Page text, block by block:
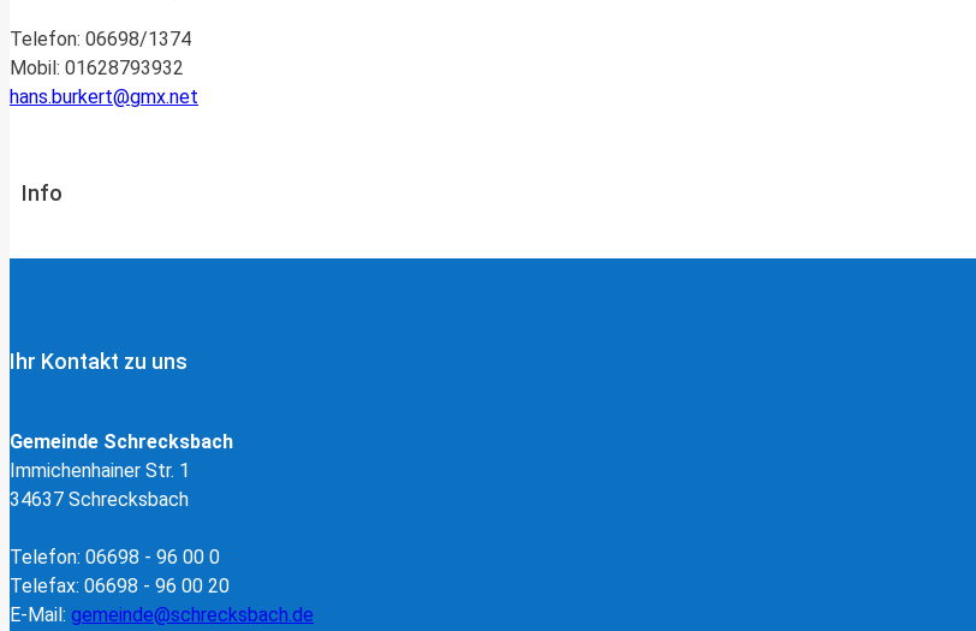
Telefon: 06698/1374
Mobil: 01628793932
hans.burkert@gmx.net
Info
Ihr Kontakt zu uns
Gemeinde Schrecksbach
Immichenhainer Str. 1
34637 Schrecksbach
Telefon: 06698 - 96 00 0
Telefax: 06698 - 96 00 20
E-Mail: gemeinde@schrecksbach.de